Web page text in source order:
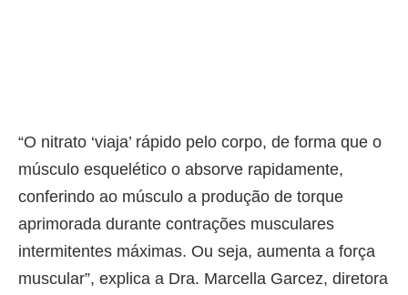
“O nitrato ‘viaja’ rápido pelo corpo, de forma que o
músculo esquelético o absorve rapidamente,
conferindo ao músculo a produção de torque
aprimorada durante contrações musculares
intermitentes máximas. Ou seja, aumenta a força
muscular”, explica a Dra. Marcella Garcez, diretora